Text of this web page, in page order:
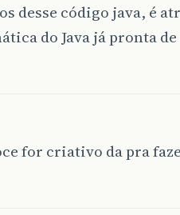
desse código java, é
do Java já pronta de
for criativo da pra